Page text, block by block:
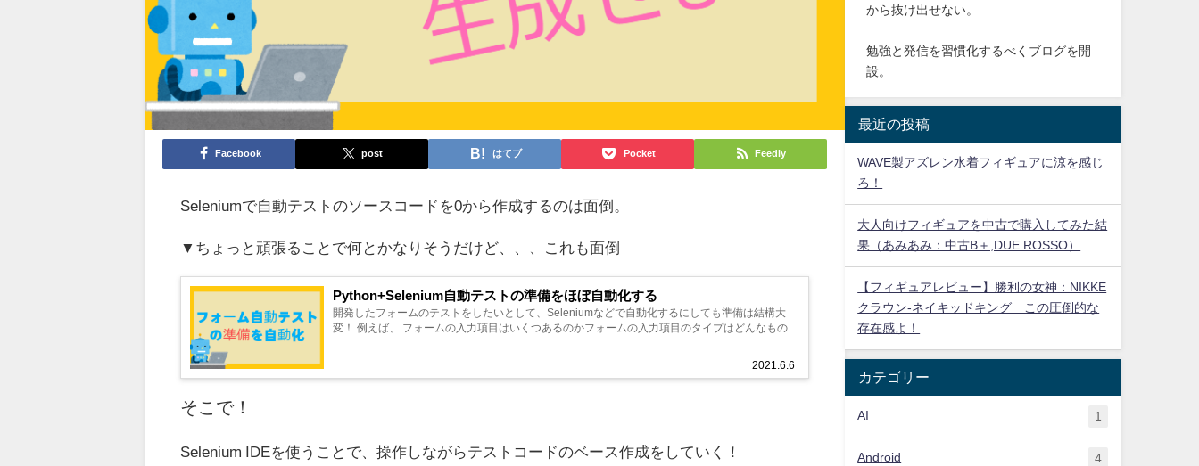
Facebook post はてブ Pocket Feedly
Seleniumで自動テストのソースコードを0から作成するのは面倒。
▼ちょっと頑張ることで何とかなりそうだけど、、、これも面倒
Python+Selenium自動テストの準備をほぼ自動化する
2021.6.6
開発したフォームのテストをしたいとして、Seleniumなどで自動化するにしても準備は結構大
変！ 例えば、 フォームの入力項目はいくつあるのかフォームの入力項目のタイプはどんなもの...
そこで！
Selenium IDEを使うことで、操作しながらテストコードのベース作成をしていく！
から抜け出せない。
勉強と発信を習慣化するべくブログを開
設。
最近の投稿
WAVE製アズレン水着フィギュアに涼を感じ
ろ！
大人向けフィギュアを中古で購入してみた結
果（あみあみ：中古B＋,DUE ROSSO）
【フィギュアレビュー】勝利の女神：NIKKE
クラウン-ネイキッドキング この圧倒的な
存在感よ！
カテゴリー
AI 1
Android 4